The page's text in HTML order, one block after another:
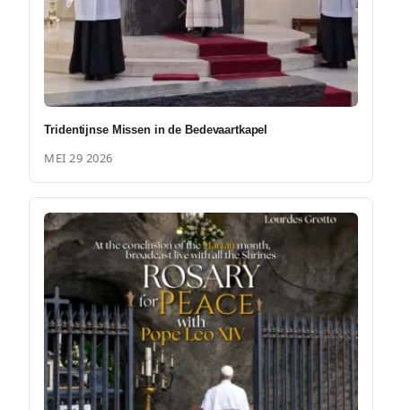
Tridentijnse Missen in de Bedevaartkapel
MEI 29 2026